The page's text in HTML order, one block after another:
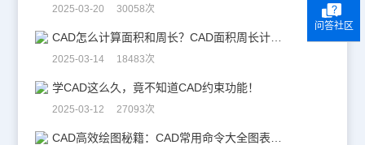
2025-03-20 30058次
CAD怎么计算面积和周长？CAD面积周长计算全攻略
2025-03-14 18483次
学CAD这么久，竟不知道CAD约束功能！
2025-03-12 27093次
问答社区